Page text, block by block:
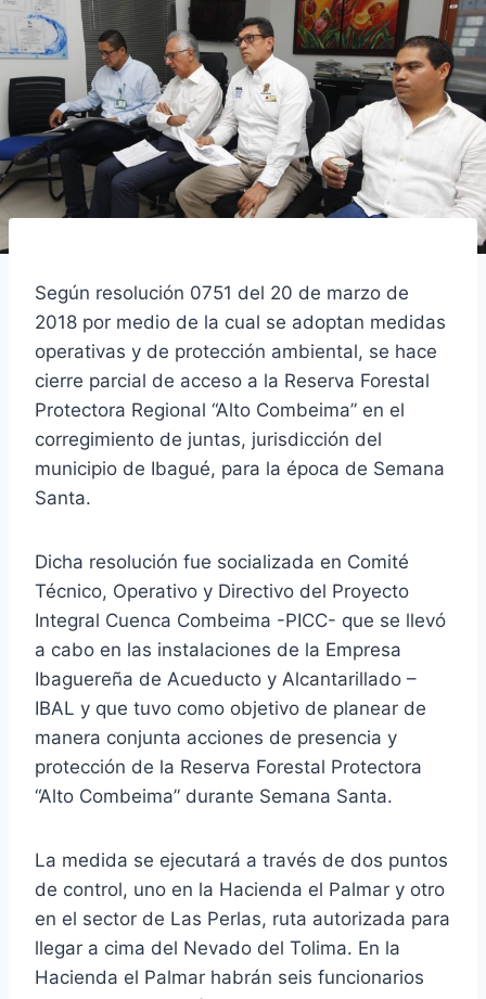
Según resolución 0751 del 20 de marzo de
2018 por medio de la cual se adoptan medidas
operativas y de protección ambiental, se hace
cierre parcial de acceso a la Reserva Forestal
Protectora Regional “Alto Combeima” en el
corregimiento de juntas, jurisdicción del
municipio de Ibagué, para la época de Semana
Santa.
Dicha resolución fue socializada en Comité
Técnico, Operativo y Directivo del Proyecto
Integral Cuenca Combeima -PICC- que se llevó
a cabo en las instalaciones de la Empresa
Ibaguereña de Acueducto y Alcantarillado –
IBAL y que tuvo como objetivo de planear de
manera conjunta acciones de presencia y
protección de la Reserva Forestal Protectora
“Alto Combeima” durante Semana Santa.
La medida se ejecutará a través de dos puntos
de control, uno en la Hacienda el Palmar y otro
en el sector de Las Perlas, ruta autorizada para
llegar a cima del Nevado del Tolima. En la
Hacienda el Palmar habrán seis funcionarios